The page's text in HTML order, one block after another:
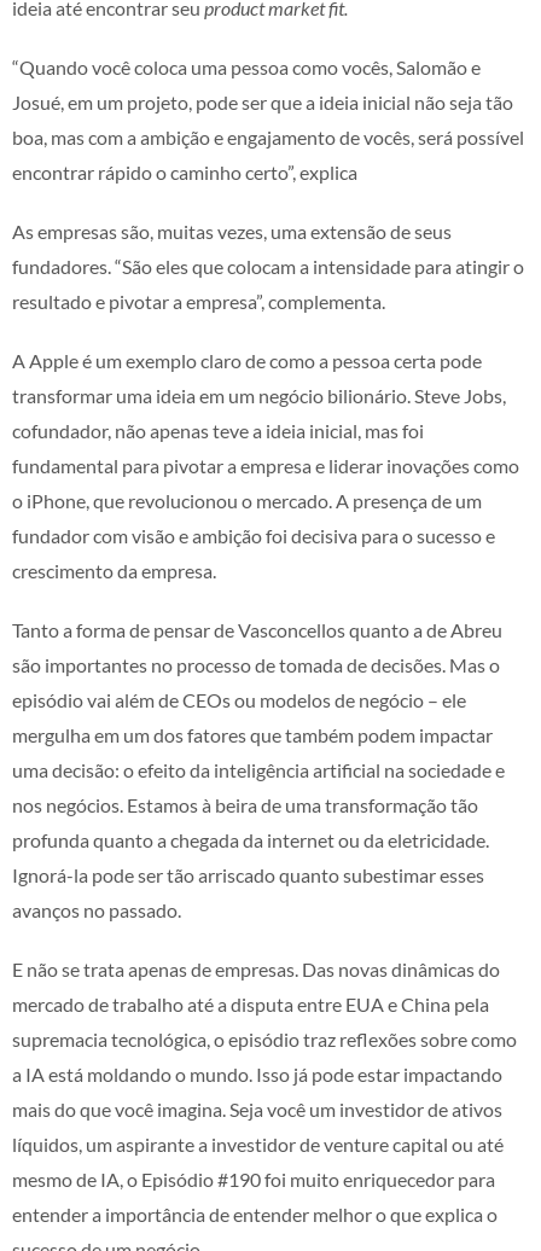
ideia até encontrar seu product market fit.
“Quando você coloca uma pessoa como vocês, Salomão e
Josué, em um projeto, pode ser que a ideia inicial não seja tão
boa, mas com a ambição e engajamento de vocês, será possível
encontrar rápido o caminho certo”, explica
As empresas são, muitas vezes, uma extensão de seus
fundadores. “São eles que colocam a intensidade para atingir o
resultado e pivotar a empresa”, complementa.
A Apple é um exemplo claro de como a pessoa certa pode
transformar uma ideia em um negócio bilionário. Steve Jobs,
cofundador, não apenas teve a ideia inicial, mas foi
fundamental para pivotar a empresa e liderar inovações como
o iPhone, que revolucionou o mercado. A presença de um
fundador com visão e ambição foi decisiva para o sucesso e
crescimento da empresa.
Tanto a forma de pensar de Vasconcellos quanto a de Abreu
são importantes no processo de tomada de decisões. Mas o
episódio vai além de CEOs ou modelos de negócio – ele
mergulha em um dos fatores que também podem impactar
uma decisão: o efeito da inteligência artificial na sociedade e
nos negócios. Estamos à beira de uma transformação tão
profunda quanto a chegada da internet ou da eletricidade.
Ignorá-la pode ser tão arriscado quanto subestimar esses
avanços no passado.
E não se trata apenas de empresas. Das novas dinâmicas do
mercado de trabalho até a disputa entre EUA e China pela
supremacia tecnológica, o episódio traz reflexões sobre como
a IA está moldando o mundo. Isso já pode estar impactando
mais do que você imagina. Seja você um investidor de ativos
líquidos, um aspirante a investidor de venture capital ou até
mesmo de IA, o Episódio #190 foi muito enriquecedor para
entender a importância de entender melhor o que explica o